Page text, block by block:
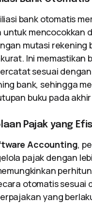
bank otomatis
untuk mencocokkan
mutasi rekening
Ini memastikan
sesuai
bank, sehingga
buku pada
Pajak yang
Accounting,
pajak dengan
otomatis sesuai
yang